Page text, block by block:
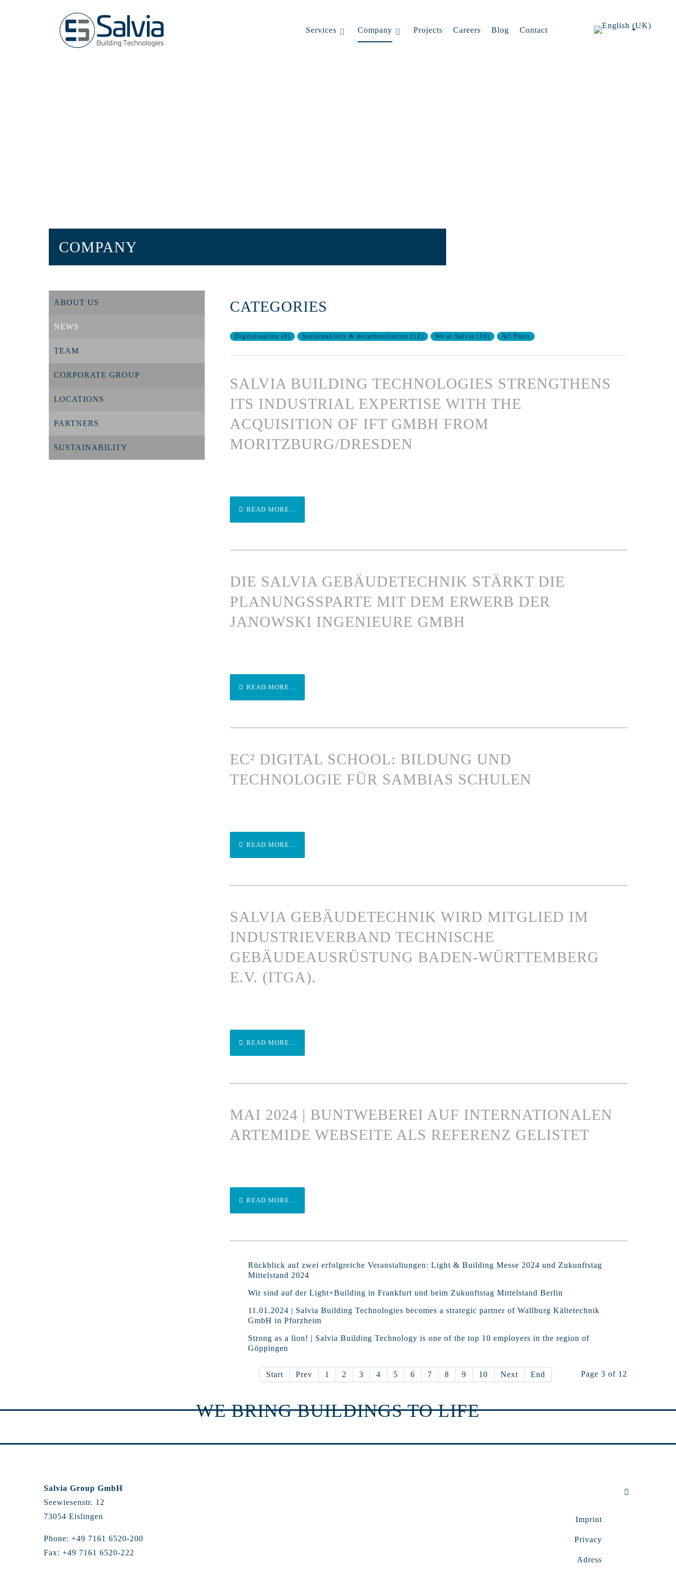
Services Company Projects Careers Blog Contact
COMPANY
ABOUT US
NEWS
TEAM
CORPORATE GROUP
LOCATIONS
PARTNERS
SUSTAINABILITY
CATEGORIES
Digitalisation (8) Sustainability & decarbonization (12) We at Salvia (16) All Posts
SALVIA BUILDING TECHNOLOGIES STRENGTHENS
ITS INDUSTRIAL EXPERTISE WITH THE
ACQUISITION OF IFT GMBH FROM
MORITZBURG/DRESDEN
READ MORE ...
DIE SALVIA GEBÄUDETECHNIK STÄRKT DIE
PLANUNGSSPARTE MIT DEM ERWERB DER
JANOWSKI INGENIEURE GMBH
READ MORE ...
EC² DIGITAL SCHOOL: BILDUNG UND
TECHNOLOGIE FÜR SAMBIAS SCHULEN
READ MORE ...
SALVIA GEBÄUDETECHNIK WIRD MITGLIED IM
INDUSTRIEVERBAND TECHNISCHE
GEBÄUDEAUSRÜSTUNG BADEN-WÜRTTEMBERG
E.V. (ITGA).
READ MORE ...
MAI 2024 | BUNTWEBEREI AUF INTERNATIONALEN
ARTEMIDE WEBSEITE ALS REFERENZ GELISTET
READ MORE ...
Rückblick auf zwei erfolgreiche Veranstaltungen: Light & Building Messe 2024 und Zukunftstag
Mittelstand 2024
Wir sind auf der Light+Building in Frankfurt und beim Zukunftstag Mittelstand Berlin
11.01.2024 | Salvia Building Technologies becomes a strategic partner of Wallburg Kältetechnik
GmbH in Pforzheim
Strong as a lion! | Salvia Building Technology is one of the top 10 employers in the region of
Göppingen
Page 3 of 12
Start Prev 1 2 3 4 5 6 7 8 9 10 Next End
WE BRING BUILDINGS TO LIFE
Salvia Group GmbH
Seewiesenstr. 12
73054 Eislingen
Phone: +49 7161 6520-200
Fax: +49 7161 6520-222
Imprint
Privacy
Adress